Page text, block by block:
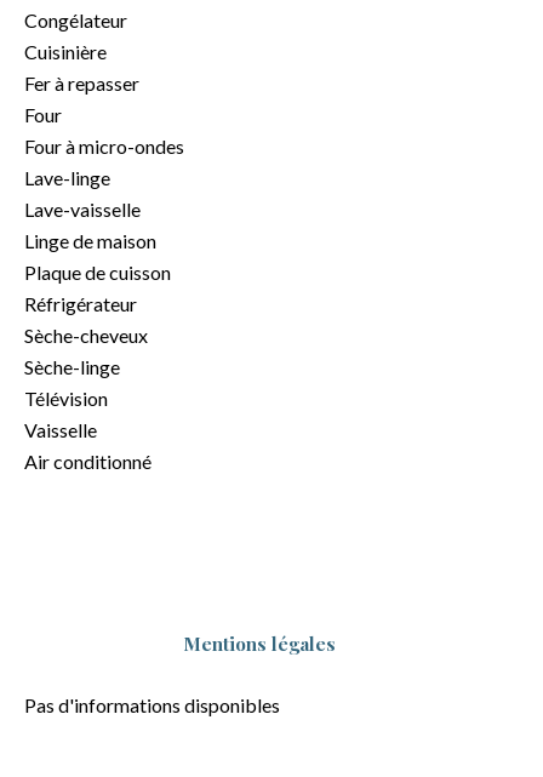
Congélateur
Cuisinière
Fer à repasser
Four
Four à micro-ondes
Lave-linge
Lave-vaisselle
Linge de maison
Plaque de cuisson
Réfrigérateur
Sèche-cheveux
Sèche-linge
Télévision
Vaisselle
Air conditionné
Mentions légales
Pas d'informations disponibles